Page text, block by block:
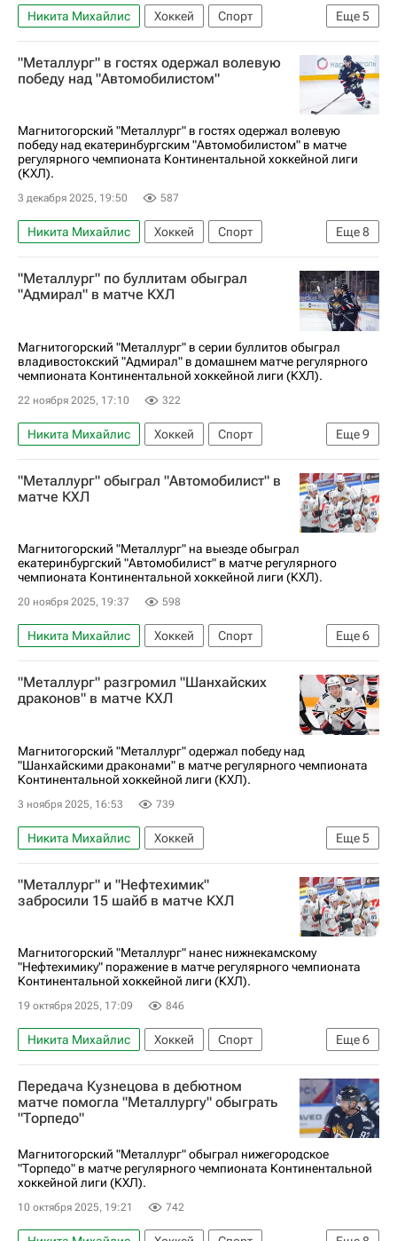
Еще5
Никита Михайлис Хоккей
Спорт
Магнитогорск
Александр Петунин
Сергей Толчинский
"Металлург" в гостях одержал волевую
победу над "Автомобилистом"
Магнитогорский "Металлург" в гостях одержал волевую
победу над екатеринбургским "Автомобилистом" в матче
регулярного чемпионата Континентальной хоккейной лиги
(КХЛ).
3 декабря 2025, 19:50 587
Еще8
Никита Михайлис Хоккей
Спорт
Екатеринбург
Максим Осипов
Джесси Блэкер
Металлург (Магнитогорск)
КХЛ 2025-2026
Анонсы и трансляции матчей
"Металлург" по буллитам обыграл
"Адмирал" в матче КХЛ
Магнитогорский "Металлург" в серии буллитов обыграл
владивостокский "Адмирал" в домашнем матче регулярного
чемпионата Континентальной хоккейной лиги (КХЛ).
22 ноября 2025, 17:10 322
Еще9
Никита Михайлис Хоккей
Спорт
Магнитогорск
Михаил Федоров
Анонсы и трансляции матчей
Металлург (Магнитогорск)
Владимир Ткачев (1993)
Адмирал
Авангард
КХЛ 2025-2026
"Металлург" обыграл "Автомобилист" в
матче КХЛ
Магнитогорский "Металлург" на выезде обыграл
екатеринбургский "Автомобилист" в матче регулярного
чемпионата Континентальной хоккейной лиги (КХЛ).
20 ноября 2025, 19:37 598
Еще6
Никита Михайлис Хоккей
Спорт
Михаил Федоров
Александр Шаров
Кертис Волк
Металлург (Магнитогорск)
"Металлург" разгромил "Шанхайских
драконов" в матче КХЛ
Магнитогорский "Металлург" одержал победу над
"Шанхайскими драконами" в матче регулярного чемпионата
Континентальной хоккейной лиги (КХЛ).
3 ноября 2025, 16:53 739
Еще5
Никита Михайлис
Хоккей
Металлург (Магнитогорск)
КХЛ 2025-2026
Шанхайские драконы
Даниил Вовченко
"Металлург" и "Нефтехимик"
забросили 15 шайб в матче КХЛ
Магнитогорский "Металлург" нанес нижнекамскому
"Нефтехимику" поражение в матче регулярного чемпионата
Континентальной хоккейной лиги (КХЛ).
19 октября 2025, 17:09 846
Еще6
Никита Михайлис Хоккей
Спорт
Владимир Ткачев (1993)
Алексей Маклюков
Нефтехимик
Металлург (Магнитогорск)
Барыс
Передача Кузнецова в дебютном
матче помогла "Металлургу" обыграть
"Торпедо"
Магнитогорский "Металлург" обыграл нижегородское
"Торпедо" в матче регулярного чемпионата Континентальной
хоккейной лиги (КХЛ).
10 октября 2025, 19:21 742